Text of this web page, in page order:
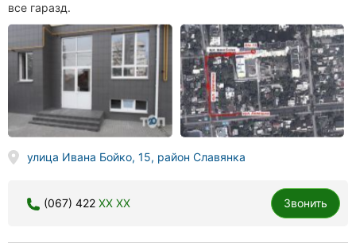
все гаразд.
улица Ивана Бойко, 15, район Славянка
(067) 422 XX XX Звонить